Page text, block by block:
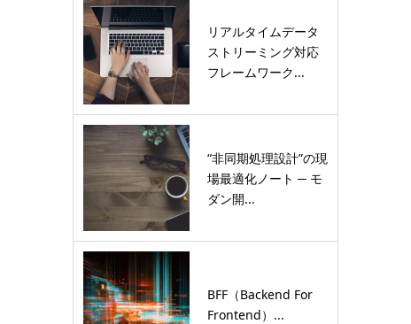
リアルタイムデータ
ストリーミング対応
フレームワーク...
“非同期処理設計”の現
場最適化ノート ─ モ
ダン開...
BFF（Backend For
Frontend）...